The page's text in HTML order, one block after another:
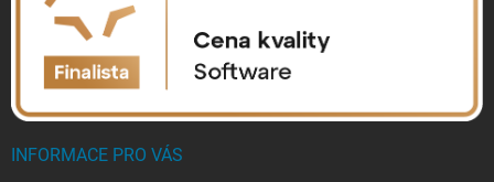
INFORMACE PRO VÁS